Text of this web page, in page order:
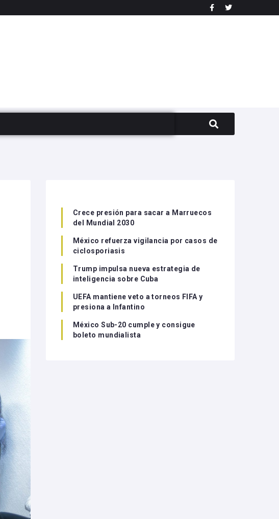
Crece presión para sacar a Marruecos
del Mundial 2030
México refuerza vigilancia por casos de
ciclosporiasis
Trump impulsa nueva estrategia de
inteligencia sobre Cuba
UEFA mantiene veto a torneos FIFA y
presiona a Infantino
México Sub-20 cumple y consigue
boleto mundialista